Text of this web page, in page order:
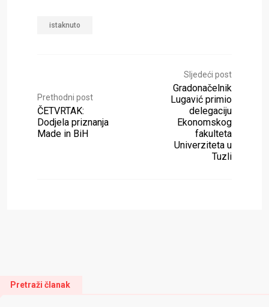
istaknuto
Prethodni post
ČETVRTAK:
Dodjela priznanja
Made in BiH
Sljedeći post
Gradonačelnik
Lugavić primio
delegaciju
Ekonomskog
fakulteta
Univerziteta u
Tuzli
Pretraži članak